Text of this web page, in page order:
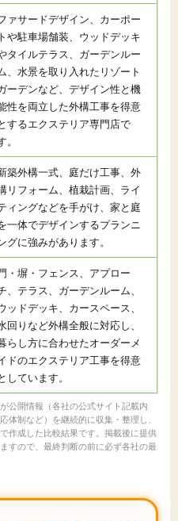
ァサードデザイン、カーポー
トや駐車場舗装、ウッドデッキ
タイルテラス、ガーデンルー
、水景を取り入れたリゾート
ーデンなど、デザイン性と機
性を両立した外構工事を得意
するエクステリア専門店で
。
築外構一式、庭だけ工事、外
リフォーム、植栽計画、ライ
ィングなどを手がけ、家と庭
一体でデザインするプランニ
グに強みがあります。
・塀・フェンス、アプロー
、テラス、ガーデンルーム、
ッドデッキ、カースペース、
回りなど外構全般に対応し、
らし方に合わせたオーダーメ
ドのエクステリア工事を得意
しています。
公開情報（各社の公式サイト記載内
体制など）を継続的に収集・整理し、
作成した比較結果です。掲載後に提供
すので、最終判断の前に必ず各社の最